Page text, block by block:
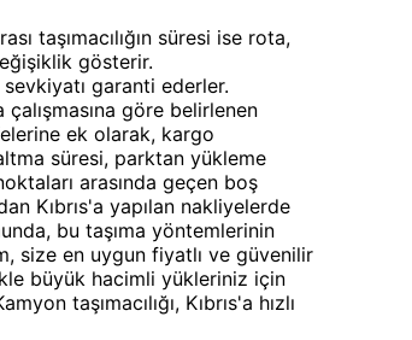
taşımacılığın süresi ise rota,
gösterir.
garanti ederler.
çalışmasına göre belirlenen
ek olarak, kargo
süresi, parktan yükleme
arasında geçen boş
Kıbrıs'a yapılan nakliyelerde
bu taşıma yöntemlerinin
size en uygun fiyatlı ve güvenilir
büyük hacimli yükleriniz için
taşımacılığı, Kıbrıs'a hızlı